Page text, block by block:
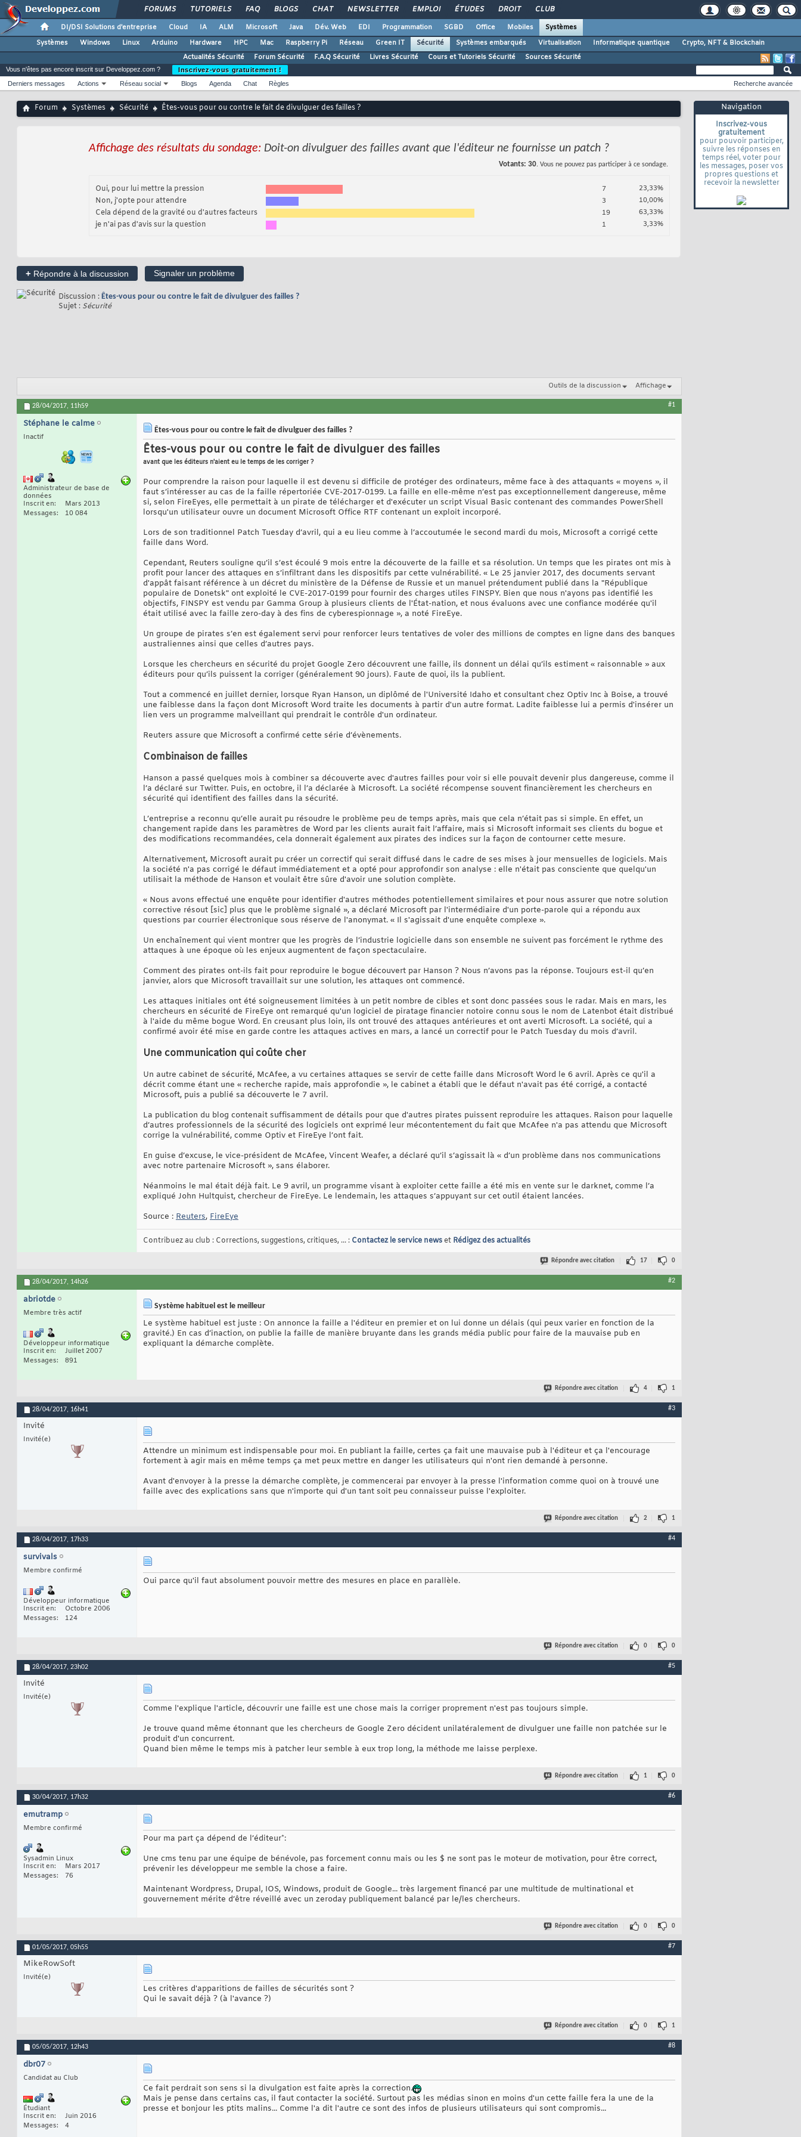
FORUMS TUTORIELS FAQ BLOGS CHAT NEWSLETTER EMPLOI ÉTUDES DROIT CLUB
DI/DSI Solutions d'entreprise Cloud IA ALM Microsoft Java Dév. Web EDI Programmation SGBD Office Mobiles
Systèmes
Systèmes
Windows Linux Arduino Hardware HPC Mac Raspberry Pi Réseau Green IT Sécurité Systèmes embarqués Virtualisation Informatique quantique
Crypto, NFT & Blockchain
Actualités Sécurité
Forum Sécurité F.A.Q Sécurité Livres Sécurité Cours et Tutoriels Sécurité Sources Sécurité
Navigation
Inscrivez-vous
gratuitement
pour pouvoir participer,
suivre les réponses en
temps réel, voter pour
les messages, poser vos
propres questions et
recevoir la newsletter
Vous n'êtes pas encore inscrit sur Developpez.com ?
Inscrivez-vous gratuitement !
Derniers messages
Actions Réseau social Blogs Agenda Chat Règles Recherche avancée
Forum Systèmes Sécurité Êtes-vous pour ou contre le fait de divulguer des failles ?
Affichage des résultats du sondage: Doit-on divulguer des failles avant que l'éditeur ne fournisse un patch ?
Votants 30. Vous ne pouvez pas participer à ce sondage.
Oui, pour lui mettre la pression 7 23,33%
Non, j'opte pour attendre 3 10,00%
Cela dépend de la gravité ou d'autres facteurs 19 63,33%
je n'ai pas d'avis sur la question 1 3,33%
+ Répondre à la discussion Signaler un problème
Discussion : Êtes-vous pour ou contre le fait de divulguer des failles ?
Sujet : Sécurité
Outils de la discussion Affichage
28/04/2017, 11h59 #1
Stéphane le calme
Inactif
Administrateur de base de
données
Inscrit en
Mars 2013
Messages
10 084
Êtes-vous pour ou contre le fait de divulguer des failles ?
Êtes-vous pour ou contre le fait de divulguer des failles
avant que les éditeurs n'aient eu le temps de les corriger ?
Pour comprendre la raison pour laquelle il est devenu si difficile de protéger des ordinateurs, même face à des attaquants « moyens », il
faut s’intéresser au cas de la faille répertoriée CVE-2017-0199. La faille en elle-même n’est pas exceptionnellement dangereuse, même
si, selon FireEyes, elle permettait à un pirate de télécharger et d'exécuter un script Visual Basic contenant des commandes PowerShell
lorsqu'un utilisateur ouvre un document Microsoft Office RTF contenant un exploit incorporé.
Lors de son traditionnel Patch Tuesday d’avril, qui a eu lieu comme à l’accoutumée le second mardi du mois, Microsoft a corrigé cette
faille dans Word.
Cependant, Reuters souligne qu’il s’est écoulé 9 mois entre la découverte de la faille et sa résolution. Un temps que les pirates ont mis à
profit pour lancer des attaques en s’infiltrant dans les dispositifs par cette vulnérabilité. « Le 25 janvier 2017, des documents servant
d'appât faisant référence à un décret du ministère de la Défense de Russie et un manuel prétendument publié dans la "République
populaire de Donetsk" ont exploité le CVE-2017-0199 pour fournir des charges utiles FINSPY. Bien que nous n'ayons pas identifié les
objectifs, FINSPY est vendu par Gamma Group à plusieurs clients de l'État-nation, et nous évaluons avec une confiance modérée qu'il
était utilisé avec la faille zero-day à des fins de cyberespionnage », a noté FireEye.
Un groupe de pirates s’en est également servi pour renforcer leurs tentatives de voler des millions de comptes en ligne dans des banques
australiennes ainsi que celles d’autres pays.
Lorsque les chercheurs en sécurité du projet Google Zero découvrent une faille, ils donnent un délai qu’ils estiment « raisonnable » aux
éditeurs pour qu’ils puissent la corriger (généralement 90 jours). Faute de quoi, ils la publient.
Tout a commencé en juillet dernier, lorsque Ryan Hanson, un diplômé de l'Université Idaho et consultant chez Optiv Inc à Boise, a trouvé
une faiblesse dans la façon dont Microsoft Word traite les documents à partir d'un autre format. Ladite faiblesse lui a permis d'insérer un
lien vers un programme malveillant qui prendrait le contrôle d'un ordinateur.
Reuters assure que Microsoft a confirmé cette série d’évènements.
Combinaison de failles
Hanson a passé quelques mois à combiner sa découverte avec d'autres failles pour voir si elle pouvait devenir plus dangereuse, comme il
l’a déclaré sur Twitter. Puis, en octobre, il l’a déclarée à Microsoft. La société récompense souvent financièrement les chercheurs en
sécurité qui identifient des failles dans la sécurité.
L’entreprise a reconnu qu’elle aurait pu résoudre le problème peu de temps après, mais que cela n’était pas si simple. En effet, un
changement rapide dans les paramètres de Word par les clients aurait fait l’affaire, mais si Microsoft informait ses clients du bogue et
des modifications recommandées, cela donnerait également aux pirates des indices sur la façon de contourner cette mesure.
Alternativement, Microsoft aurait pu créer un correctif qui serait diffusé dans le cadre de ses mises à jour mensuelles de logiciels. Mais
la société n'a pas corrigé le défaut immédiatement et a opté pour approfondir son analyse : elle n'était pas consciente que quelqu'un
utilisait la méthode de Hanson et voulait être sûre d'avoir une solution complète.
« Nous avons effectué une enquête pour identifier d'autres méthodes potentiellement similaires et pour nous assurer que notre solution
corrective résout [sic] plus que le problème signalé », a déclaré Microsoft par l'intermédiaire d'un porte-parole qui a répondu aux
questions par courrier électronique sous réserve de l'anonymat. « Il s'agissait d'une enquête complexe ».
Un enchaînement qui vient montrer que les progrès de l’industrie logicielle dans son ensemble ne suivent pas forcément le rythme des
attaques à une époque où les enjeux augmentent de façon spectaculaire.
Comment des pirates ont-ils fait pour reproduire le bogue découvert par Hanson ? Nous n’avons pas la réponse. Toujours est-il qu’en
janvier, alors que Microsoft travaillait sur une solution, les attaques ont commencé.
Les attaques initiales ont été soigneusement limitées à un petit nombre de cibles et sont donc passées sous le radar. Mais en mars, les
chercheurs en sécurité de FireEye ont remarqué qu'un logiciel de piratage financier notoire connu sous le nom de Latenbot était distribué
à l'aide du même bogue Word. En creusant plus loin, ils ont trouvé des attaques antérieures et ont averti Microsoft. La société, qui a
confirmé avoir été mise en garde contre les attaques actives en mars, a lancé un correctif pour le Patch Tuesday du mois d’avril.
Une communication qui coûte cher
Un autre cabinet de sécurité, McAfee, a vu certaines attaques se servir de cette faille dans Microsoft Word le 6 avril. Après ce qu'il a
décrit comme étant une « recherche rapide, mais approfondie », le cabinet a établi que le défaut n'avait pas été corrigé, a contacté
Microsoft, puis a publié sa découverte le 7 avril.
La publication du blog contenait suffisamment de détails pour que d'autres pirates puissent reproduire les attaques. Raison pour laquelle
d’autres professionnels de la sécurité des logiciels ont exprimé leur mécontentement du fait que McAfee n'a pas attendu que Microsoft
corrige la vulnérabilité, comme Optiv et FireEye l’ont fait.
En guise d’excuse, le vice-président de McAfee, Vincent Weafer, a déclaré qu’il s’agissait là « d’un problème dans nos communications
avec notre partenaire Microsoft », sans élaborer.
Néanmoins le mal était déjà fait. Le 9 avril, un programme visant à exploiter cette faille a été mis en vente sur le darknet, comme l’a
expliqué John Hultquist, chercheur de FireEye. Le lendemain, les attaques s’appuyant sur cet outil étaient lancées.
Source : Reuters, FireEye
Contribuez au club : Corrections, suggestions, critiques, ... : Contactez le service newset Rédigez des actualités
Répondre avec citation 17 0
28/04/2017, 14h26 #2
abriotde
Membre très actif
Développeur informatique
Inscrit en
Juillet 2007
Messages
891
Système habituel est le meilleur
Le système habituel est juste : On annonce la faille a l'éditeur en premier et on lui donne un délais (qui peux varier en fonction de la
gravité.) En cas d’inaction, on publie la faille de manière bruyante dans les grands média public pour faire de la mauvaise pub en
expliquant la démarche complète.
Répondre avec citation 4 1
28/04/2017, 16h41 #3
Invité
Invité(e)
Attendre un minimum est indispensable pour moi. En publiant la faille, certes ça fait une mauvaise pub à l'éditeur et ça l'encourage
fortement à agir mais en même temps ça met peux mettre en danger les utilisateurs qui n'ont rien demandé à personne.
Avant d'envoyer à la presse la démarche complète, je commencerai par envoyer à la presse l'information comme quoi on à trouvé une
faille avec des explications sans que n'importe qui d'un tant soit peu connaisseur puisse l'exploiter.
Répondre avec citation 2 1
28/04/2017, 17h33 #4
survivals
Membre confirmé
Développeur informatique
Inscrit en
Octobre 2006
Messages
124
Oui parce qu'il faut absolument pouvoir mettre des mesures en place en parallèle.
Répondre avec citation 0 0
28/04/2017, 23h02 #5
Invité
Invité(e)
Comme l'explique l'article, découvrir une faille est une chose mais la corriger proprement n'est pas toujours simple.
Je trouve quand même étonnant que les chercheurs de Google Zero décident unilatéralement de divulguer une faille non patchée sur le
produit d'un concurrent.
Quand bien même le temps mis à patcher leur semble à eux trop long, la méthode me laisse perplexe.
Répondre avec citation 1 0
30/04/2017, 17h32 #6
emutramp
Membre confirmé
Sysadmin Linux
Inscrit en
Mars 2017
Messages
76
Pour ma part ça dépend de l’éditeur*:
Une cms tenu par une équipe de bénévole, pas forcement connu mais ou les $ ne sont pas le moteur de motivation, pour être correct,
prévenir les développeur me semble la chose a faire.
Maintenant Wordpress, Drupal, IOS, Windows, produit de Google... très largement financé par une multitude de multinational et
gouvernement mérite d’être réveillé avec un zeroday publiquement balancé par le/les chercheurs.
Répondre avec citation 0 0
01/05/2017, 05h55 #7
MikeRowSoft
Invité(e)
Les critères d'apparitions de failles de sécurités sont ?
Qui le savait déjà ? (à l'avance ?)
Répondre avec citation 0 1
05/05/2017, 12h43 #8
dbr07
Candidat au Club
Étudiant
Inscrit en
Juin 2016
Messages
4
Ce fait perdrait son sens si la divulgation est faite après la correction.
Mais je pense dans certains cas, il faut contacter la société. Surtout pas les médias sinon en moins d'un cette faille fera la une de la
presse et bonjour les ptits malins... Comme l'a dit l'autre ce sont des infos de plusieurs utilisateurs qui sont compromis...